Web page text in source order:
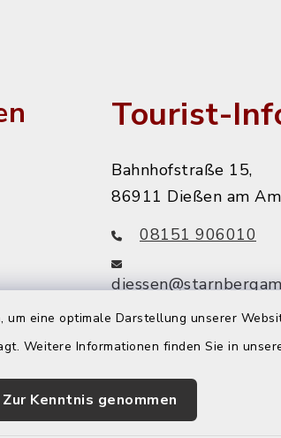
eine optimale Darstellung unserer
Weitere Informationen finden Sie in
Zur Kenntnis genommen
Tourist-
Bahnhofstraße 15,
86911 Dießen am
08151 906010